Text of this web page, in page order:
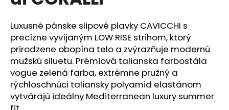
hviezdičiek.
Luxusné pánske slipové plavky CAVICCHI s
precízne vyvíjaným LOW RISE strihom, ktorý
prirodzene obopína telo a zvýrazňuje modernú
mužskú siluetu. Prémiová talianska farbostála
vogue zelená farba, extrémne pružný a
rýchloschnúci taliansky polyamid elastánom
vytvárajú ideálny Mediterranean luxury summer
HĽADAŤ
O
d
p
o